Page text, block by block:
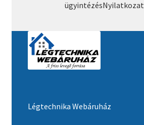
ügyintézésNyilatkozat
Légtechnika Webáruház